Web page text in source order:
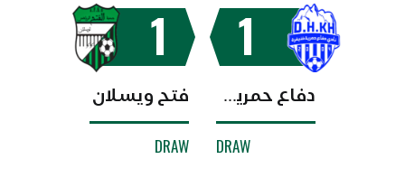
1
دفاع حمرية خنيفرة
DRAW
1
فتح ويسلان
DRAW